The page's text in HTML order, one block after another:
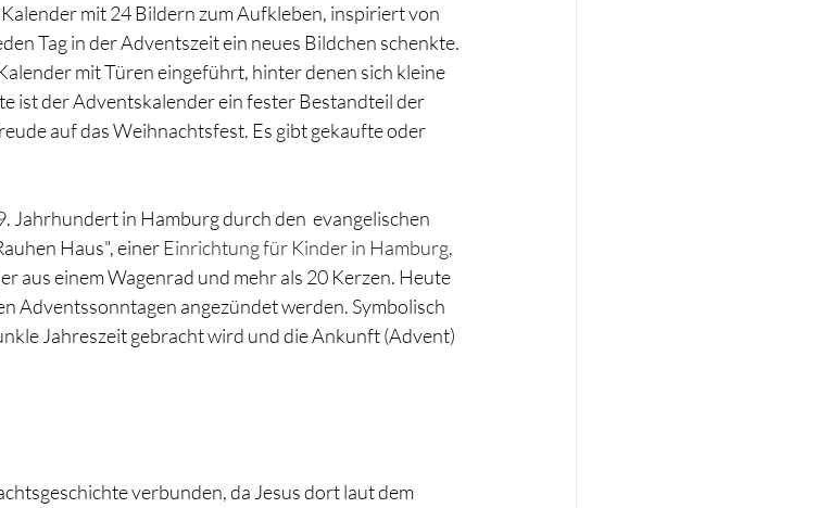
mit 24 Bildern zum Aufkleben, inspiriert von
Tag in der Adventszeit ein neues Bildchen schenkte.
mit Türen eingeführt, hinter denen sich kleine
ist der Adventskalender ein fester Bestandteil der
auf das Weihnachtsfest. Es gibt gekaufte oder
Jahrhundert in Hamburg durch den  evangelischen
Haus", einer Einrichtung für Kinder in Hamburg,
aus einem Wagenrad und mehr als 20 Kerzen. Heute
Adventssonntagen angezündet werden. Symbolisch
Jahreszeit gebracht wird und die Ankunft (Advent)
verbunden, da Jesus dort laut dem